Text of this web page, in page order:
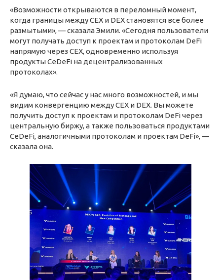
«Возможности открываются в переломный момент,
когда границы между CEX и DEX становятся все более
размытыми», — сказала Эмили. «Сегодня пользователи
могут получать доступ к проектам и протоколам DeFi
напрямую через CEX, одновременно используя
продукты CeDeFi на децентрализованных
протоколах».
«Я думаю, что сейчас у нас много возможностей, и мы
видим конвергенцию между CEX и DEX. Вы можете
получить доступ к проектам и протоколам DeFi через
центральную биржу, а также пользоваться продуктами
CeDeFi, аналогичными протоколам и проектам DeFi», —
сказала она.